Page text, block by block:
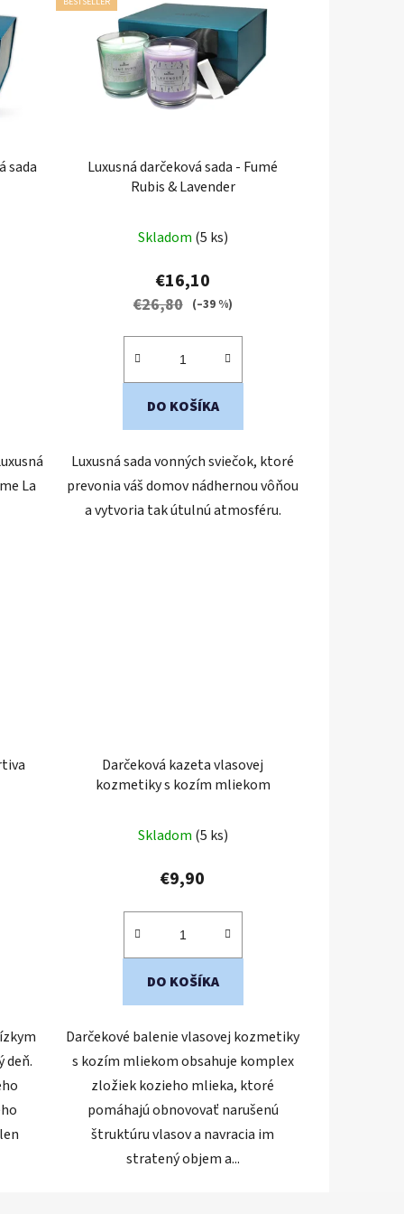
sada
La
Luxusná darčeková sada - Fumé
Rubis & Lavender
Skladom (5 ks)
€16,10
€26,80 (–39 %)
DO KOŠÍKA
Luxusná sada vonných sviečok, ktoré
prevonia váš domov nádhernou vôňou
a vytvoria tak útulnú atmosféru.
deň.
Darčeková kazeta vlasovej
kozmetiky s kozím mliekom
Skladom (5 ks)
€9,90
DO KOŠÍKA
Darčekové balenie vlasovej kozmetiky
s kozím mliekom obsahuje komplex
zložiek kozieho mlieka, ktoré
pomáhajú obnovovať narušenú
štruktúru vlasov a navracia im
stratený objem a...